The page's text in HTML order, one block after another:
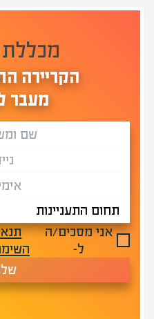
הקריירה
מעבר
אני מסכים/ה
ל-